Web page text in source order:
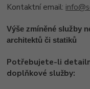
Kontaktní email:
Výše zmíněné služby
architektů či statiků
Potřebujete-li
doplňkové služby: